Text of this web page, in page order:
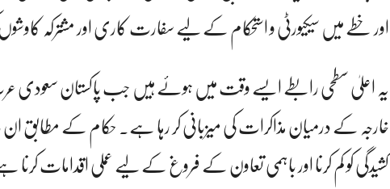
اور خطے میں سیکیورٹی و استحکام کے لیے سفارت کاری اور مشترکہ کاوشوں
یہ اعلیٰ سطحی رابطے ایسے وقت میں ہوئے ہیں جب پاکستان سعودی
خارجہ کے درمیان مذاکرات کی میزبانی کر رہا ہے۔ حکام کے
کشیدگی کو کم کرنا اور باہمی تعاون کے فروغ کے لیے عملی اقدامات